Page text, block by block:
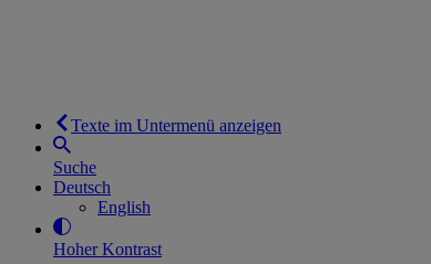
Texte im Untermenü anzeigen
Suche
Deutsch
English
Hoher Kontrast